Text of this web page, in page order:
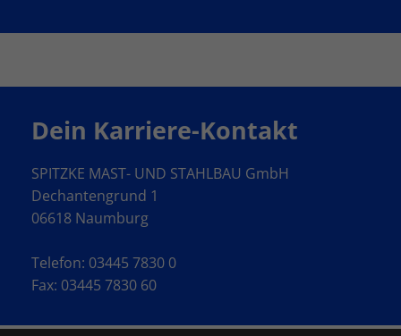
Dein Karriere-Kontakt
SPITZKE MAST- UND STAHLBAU GmbH
Dechantengrund 1
06618 Naumburg
Telefon: 03445 7830 0
Fax: 03445 7830 60